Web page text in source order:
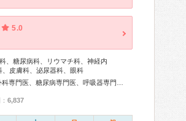
5.0
、糖尿病科、リウマチ科、神経内
皮膚科、泌尿器科、眼科
6,837